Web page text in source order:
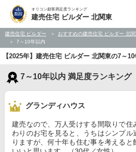
オリコン顧客満足度ランキング
建売住宅 ビルダー 北関東
建売住宅 ビルダー おすすめの建売住宅 ビルダー 北
7～10年以内
【2025年】建売住宅 ビルダー 北関東の7～
7～10年以内 満足度ランキング
グランディハウス
建売なので、万人受けする間取りで住
わりのお宅を見ると、うちはシンプル
りますが、何十年も住む事を考える